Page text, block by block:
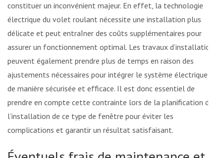
constituer un inconvénient majeur. En effet, la technologie
électrique du volet roulant nécessite une installation plus
délicate et peut entraîner des coûts supplémentaires pour
assurer un fonctionnement optimal. Les travaux d’installation
peuvent également prendre plus de temps en raison des
ajustements nécessaires pour intégrer le système électrique
de manière sécurisée et efficace. Il est donc essentiel de
prendre en compte cette contrainte lors de la planification de
l’installation de ce type de fenêtre pour éviter les
complications et garantir un résultat satisfaisant.